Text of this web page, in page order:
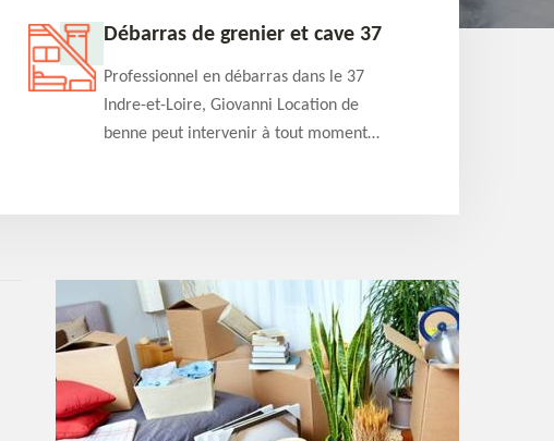
Débarras de grenier et cave 37
Professionnel en débarras dans le 37
Indre-et-Loire, Giovanni Location de
benne peut intervenir à tout moment
détaillé offert